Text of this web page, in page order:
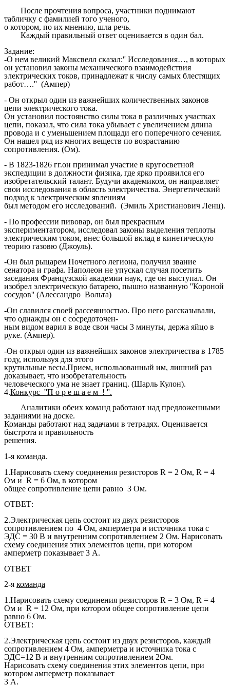
После прочтения вопроса, участники поднимают
табличку с фамилией того ученого,
о котором, по их мнению, шла речь.
Каждый правильный ответ оценивается в один бал.
Задание:
-О нем великий Максвелл сказал:'' Исследования…, в которых
он установил законы механического взаимодействия
электрических токов, принадлежат к числу самых блестящих
работ….'' (Ампер)
- Он открыл один из важнейших количественных законов
цепи электрического тока.
Он установил постоянство силы тока в различных участках
цепи, показал, что сила тока убывает с увеличением длина
провода и с уменьшением площади его поперечного сечения.
Он нашел ряд из многих веществ по возрастанию
сопротивления. (Ом).
- В 1823-1826 гг.он принимал участие в кругосветной
экспедиции в должности физика, где ярко проявился его
изобретательский талант. Будучи академиком, он направляет
свои исследования в область электричества. Энергетический
подход к электрическим явлениям
был методом его исследований. (Эмиль Христианович Ленц).
- По профессии пивовар, он был прекрасным
экспериментатором, исследовал законы выделения теплоты
электрическим током, внес большой вклад в кинетическую
теорию газовю (Джоуль).
-Он был рыцарем Почетного легиона, получил звание
сенатора и графа. Наполеон не упускал случая посетить
заседания Французской академии наук, где он выступал. Он
изобрел электрическую батарею, пышно названную ''Короной
сосудов'' (Алессандро Вольта)
-Он славился своей рассеянностью. Про него рассказывали,
что однажды он с сосредоточен-
ным видом варил в воде свои часы 3 минуты, держа яйцо в
руке. (Ампер).
-Он открыл один из важнейших законов электричества в 1785
году, используя для этого
крутильные весы.Прием, использованный им, лишний раз
доказывает, что изобретательность
человеческого ума не знает границ. (Шарль Кулон).
4.Конкурс ''П о р е ш а е м ! ''.
Аналитики обеих команд работают над предложенными
заданиями на доске.
Команды работают над задачами в тетрадях. Оценивается
быстрота и правильность
решения.
1-я команда.
1.Нарисовать схему соединения резисторов R = 2 Ом, R = 4
Ом и R = 6 Ом, в котором
общее сопротивление цепи равно 3 Ом.
ОТВЕТ:
2.Электрическая цепь состоит из двух резисторов
сопротивлением по 4 Ом, амперметра и источника тока с
ЭДС = 30 В и внутренним сопротивлением 2 Ом. Нарисовать
схему соединения этих элементов цепи, при котором
амперметр показывает 3 А.
ОТВЕТ
2-я команда
1.Нарисовать схему соединения резисторов R = 3 Ом, R = 4
Ом и R = 12 Ом, при котором общее сопротивление цепи
равно 6 Ом.
ОТВЕТ:
2.Электрическая цепь состоит из двух резисторов, каждый
сопротивлением 4 Ом, амперметра и источника тока с
ЭДС=12 В и внутренним сопротивлением 2Ом.
Нарисовать схему соединения этих элементов цепи, при
котором амперметр показывает
3 А.